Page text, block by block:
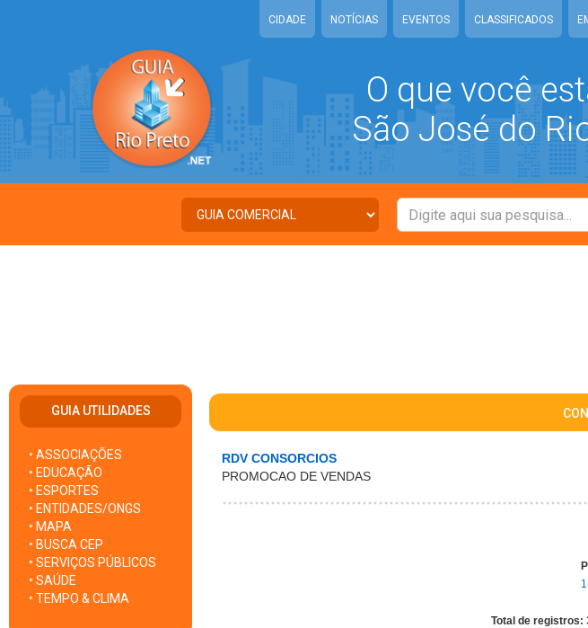
CIDADE NOTÍCIAS EVENTOS CLASSIFICADOS
O que você
São José do
GUIA UTILIDADES
• ASSOCIAÇÕES
• EDUCAÇÃO
• ESPORTES
• ENTIDADES/ONGS
• MAPA
• BUSCA CEP
• SERVIÇOS PÚBLICOS
• SAÚDE
• TEMPO & CLIMA
RDV CONSORCIOS
PROMOCAO DE VENDAS
1
Total de registros: